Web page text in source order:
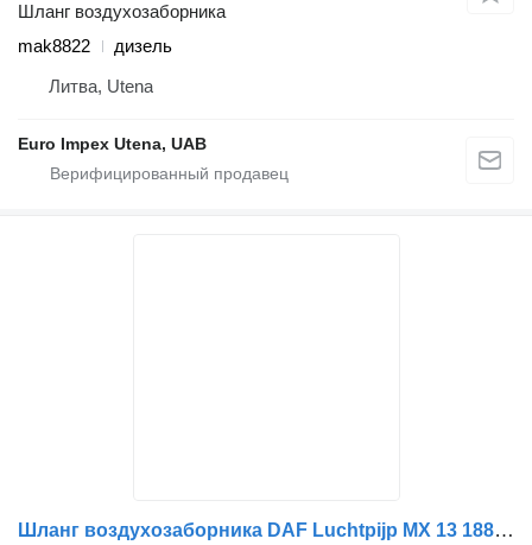
Шланг воздухозаборника
mak8822
дизель
Литва, Utena
Euro Impex Utena, UAB
Шланг воздухозаборника DAF Luchtpijp MX 13 1885756 для грузовика